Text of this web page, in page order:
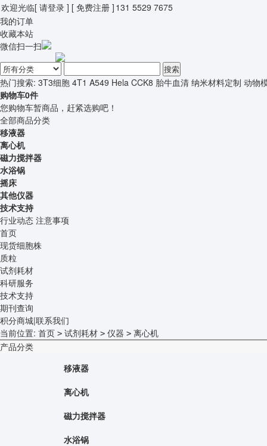
欢迎光临[ 请登录 ] [ 免费注册 ] 131 5529 7675
我的订单
收藏本站
微信扫一扫
搜索
热门搜索: 3T3细胞 4T1 A549 Hela CCK8 胎牛血清 纳米材料定制 动物
购物车0件
您购物车暂商品，赶紧选购吧！
全部商品分类
移液器
离心机
磁力搅拌器
水浴锅
摇床
其他仪器
技术支持
行业动态 注意事项
首页
现货细胞株
质粒
试剂耗材
科研服务
技术支持
期刊查询
积分商城|联系我们
当前位置: 首页 > 试剂耗材 > 仪器 > 离心机
产品分类
移液器
离心机
磁力搅拌器
水浴锅